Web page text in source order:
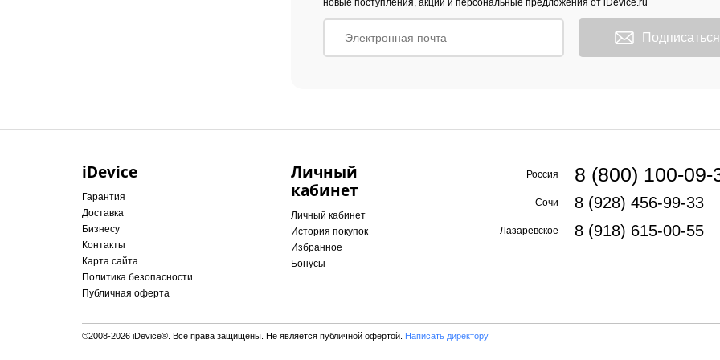
новые поступления, акции и персональные предложения от iDevice.ru
Подписаться
iDevice
Гарантия
Доставка
Бизнесу
Контакты
Карта сайта
Политика безопасности
Публичная оферта
Личный
кабинет
Личный кабинет
История покупок
Избранное
Бонусы
Россия 8 (800) 100-09-
Сочи 8 (928) 456-99-33
Лазаревское 8 (918) 615-00-55
©2008-2026 iDevice®. Все права защищены. Не является публичной офертой. Написать директору